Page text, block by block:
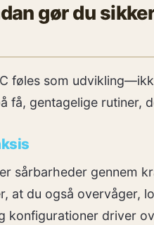
gør du
føles som
få, gentagelige rutiner,
sårbarheder gennem
at du også
konfigurationer driver